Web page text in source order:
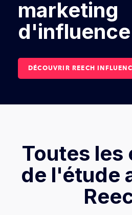
marketing
d'influence
DÉCOUVRIR REECH
Toutes les
de l'étude